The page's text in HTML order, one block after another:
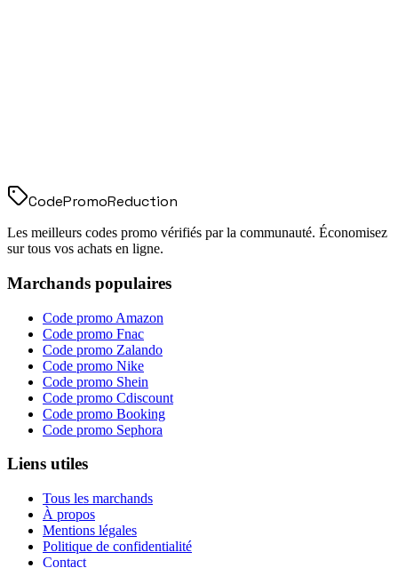
CodePromoReduction
Les meilleurs codes promo vérifiés par la communauté. Économisez
sur tous vos achats en ligne.
Marchands populaires
Code promo Amazon
Code promo Fnac
Code promo Zalando
Code promo Nike
Code promo Shein
Code promo Cdiscount
Code promo Booking
Code promo Sephora
Liens utiles
Tous les marchands
À propos
Mentions légales
Politique de confidentialité
Contact